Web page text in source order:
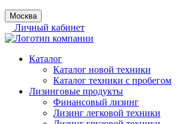
Москва
Личный кабинет
Каталог
Каталог новой техники
Каталог техники с пробегом
Лизинговые продукты
Финансовый лизинг
Лизинг легковой техники